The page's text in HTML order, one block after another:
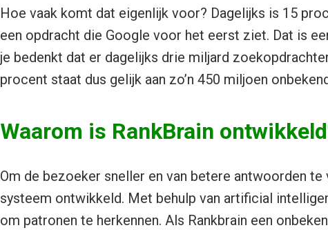
Hoe vaak komt dat eigenlijk voor? Dagelijks is 15
een opdracht die Google voor het eerst ziet. Dat is
je bedenkt dat er dagelijks drie miljard
procent staat dus gelijk aan zo’n 450 miljoen
Waarom is RankBrain
Om de bezoeker sneller en van betere antwoorden
systeem ontwikkeld. Met behulp van artificial
om patronen te herkennen. Als Rankbrain een